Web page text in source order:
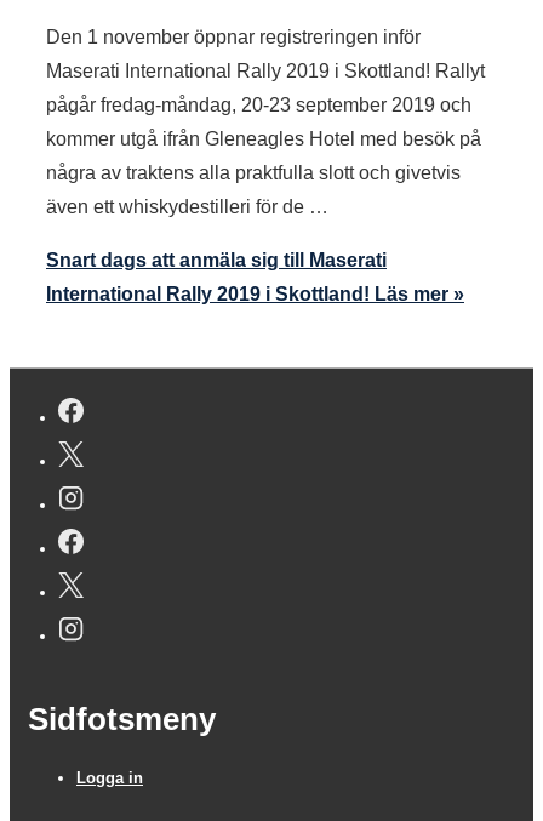
Den 1 november öppnar registreringen inför
Maserati International Rally 2019 i Skottland! Rallyt
pågår fredag-måndag, 20-23 september 2019 och
kommer utgå ifrån Gleneagles Hotel med besök på
några av traktens alla praktfulla slott och givetvis
även ett whiskydestilleri för de …
Snart dags att anmäla sig till Maserati
International Rally 2019 i Skottland! Läs mer »
Sidfotsmeny
Logga in